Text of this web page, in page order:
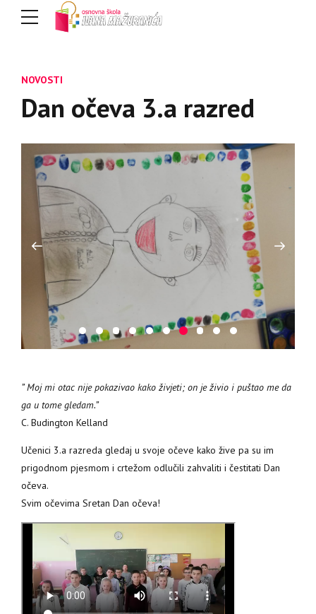
NOVOSTI
Dan očeva 3.a razred
” Moj mi otac nije pokazivao kako živjeti; on je živio i puštao me da
ga u tome gledam.”
C. Budington Kelland
Učenici 3.a razreda gledaj u svoje očeve kako žive pa su im
prigodnom pjesmom i crtežom odlučili zahvaliti i čestitati Dan
očeva.
Svim očevima Sretan Dan očeva!